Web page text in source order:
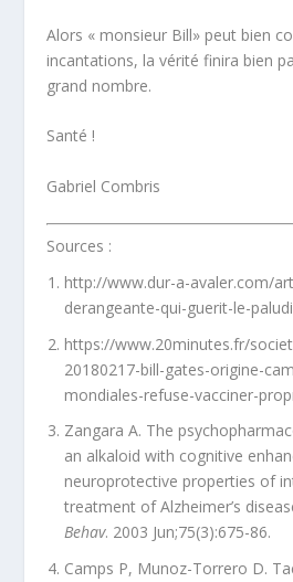
Alors « monsieur Bill» peut bien
incantations, la vérité finira bien
grand nombre.
Santé !
Gabriel Combris
Sources :
http://www.dur-a-avaler.com/
derangeante-qui-guerit-le-
https://www.20minutes.fr/
20180217-bill-gates-origine-
mondiales-refuse-vacciner-
Zangara A. The
an alkaloid with cognitive
neuroprotective properties of
treatment of Alzheimer’s
Behav. 2003 Jun;75(3):675-86.
Camps P, Munoz-Torrero D.